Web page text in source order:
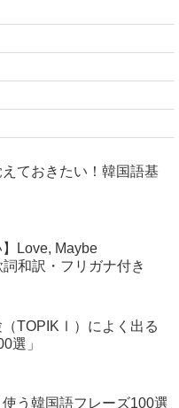
えておきたい！韓国語基
】Love, Maybe
和訳・フリガナ付き
TOPIKⅠ）によく出る
選」
う韓国語フレーズ100選